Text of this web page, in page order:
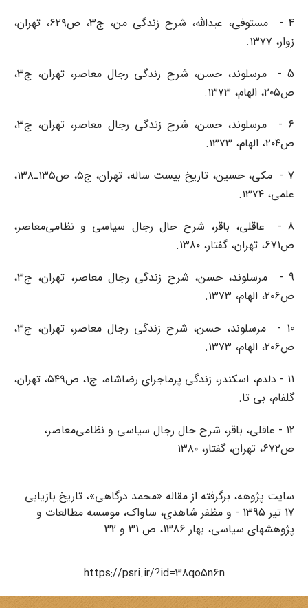
4 - مستوفی، عبدالله، شرح زندگی من، ج۳، ص۶۲۹، تهران،
زوار، ۱۳۷۷.
5 - مرسلوند، حسن، شرح زندگی رجال معاصر، تهران، ج۳،
ص۲۰۵، الهام، ۱۳۷۳.
6 - مرسلوند، حسن، شرح زندگی رجال معاصر، تهران، ج۳،
ص۲۰۴، الهام، ۱۳۷۳.
7 - مکی، حسین، تاریخ بیست ساله، تهران، ج۵، ص۱۳۵ـ۱۳۸،
علمی، ۱۳۷۴.
8 - عاقلی، باقر، شرح حال رجال سیاسی و نظامی‌معاصر،
ص۶۷۱، تهران، گفتار، ۱۳۸۰.
9 - مرسلوند، حسن، شرح زندگی رجال معاصر، تهران، ج۳،
ص۲۰۶، الهام، ۱۳۷۳.
10 - مرسلوند، حسن، شرح زندگی رجال معاصر، تهران، ج۳،
ص۲۰۶، الهام، ۱۳۷۳.
11 - دلدم، اسکندر، زندگی پرماجرای رضاشاه، ج۱، ص۵۴۹، تهران،
گلفام، بی تا.
12 - عاقلی، باقر، شرح حال رجال سیاسی و نظامی‌معاصر،
ص۶۷۲، تهران، گفتار، ۱۳۸۰
سایت پژوهه، برگرفته از مقاله «محمد درگاهی»، تاریخ بازیابی
17 تیر 1395 - و مظفر شاهدی، ساواک، موسسه مطالعات و
پژوهشهای سیاسی، بهار 1386، ص 31 و 32
https://psri.ir/?id=38qo5n6n